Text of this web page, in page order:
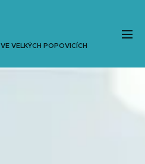
VE VELKÝCH POPOVICÍCH